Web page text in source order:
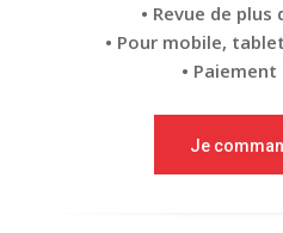
• Revue de plus
• Pour mobile,
•
Je